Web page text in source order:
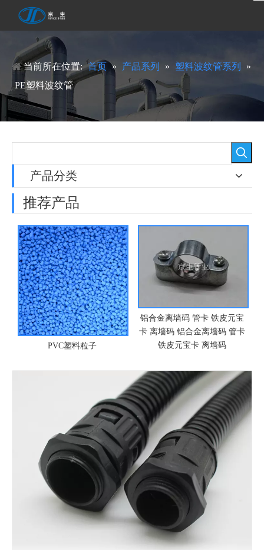
当前所在位置: 首页 » 产品系列 » 塑料波纹管系列
»
PE塑料波纹管
产品分类
推荐产品
铝合金离墙码 管卡 铁皮元宝
卡 离墙码 铝合金离墙码 管卡
铁皮元宝卡 离墙码
90度弹簧接头 金属接头 弹簧
接头